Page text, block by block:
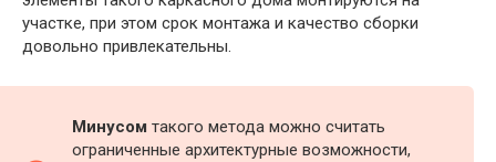
участке, при этом срок монтажа и качество сборки
довольно привлекательны.
Минусом такого метода можно считать
ограниченные архитектурные возможности,